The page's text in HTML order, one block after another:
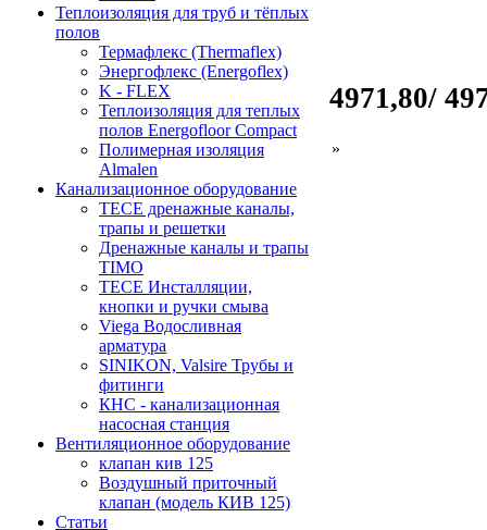
Теплоизоляция для труб и тёплых
полов
Термафлекс (Thermaflex)
Энергофлекс (Energoflex)
K - FLEX
Теплоизоляция для теплых
полов Energofloor Compact
Полимерная изоляция
Almalen
Канализационное оборудование
TECE дренажные каналы,
трапы и решетки
Дренажные каналы и трапы
TIMO
TECE Инсталляции,
кнопки и ручки смыва
Viega Водосливная
арматура
SINIKON, Valsire Трубы и
фитинги
КНС - канализационная
насосная станция
Вентиляционное оборудование
клапан кив 125
Воздушный приточный
клапан (модель КИВ 125)
Статьи
4971,80/
»